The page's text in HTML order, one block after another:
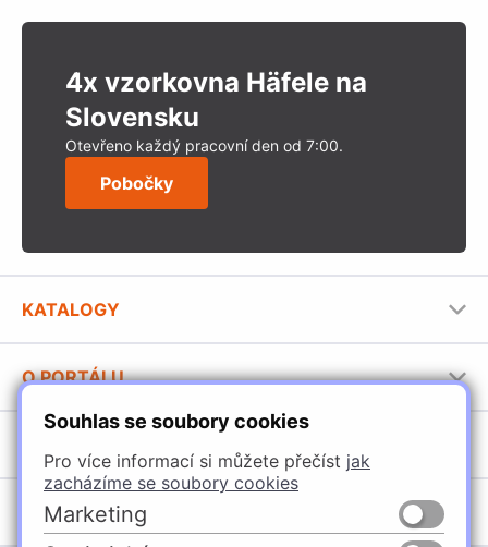
Souhlas se soubory cookies
Pro více informací si můžete přečíst jak
zacházíme se soubory cookies
Marketing
4x vzorkovna Häfele na
Slovensku
Otevřeno každý pracovní den od 7:00.
Pobočky
KATALOGY
Stavební katalog Häfele
Brožury Häfele
O PORTÁLU
Provozovatel portálu
Jak používat portál
Úchytky
Nábytkové kování
POBOČKY